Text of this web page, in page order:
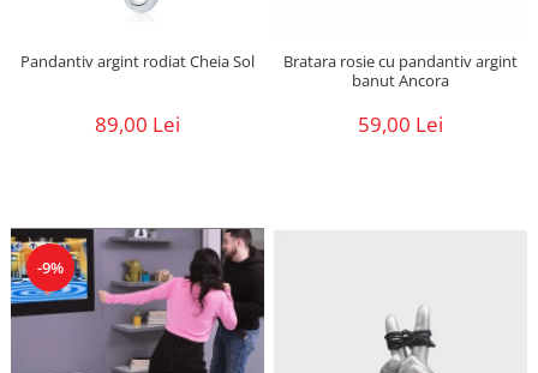
Pandantiv argint rodiat Cheia Sol
89,00 Lei
Bratara rosie cu pandantiv argint
banut Ancora
59,00 Lei
-9%